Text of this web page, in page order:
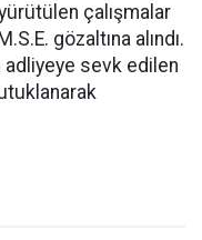
çalışmalar
gözaltına alındı.
adliyeye sevk edilen